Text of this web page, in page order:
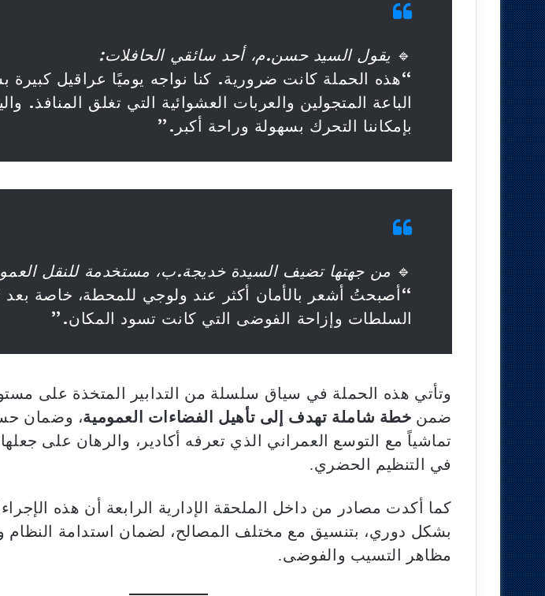
🔹 يقول السيد حسن.م، أحد سائقي الحافلات:
“هذه الحملة كانت ضرورية. كنا نواجه يوميًا عراقيل كبيرة
الباعة المتجولين والعربات العشوائية التي تغلق المنافذ.
بإمكاننا التحرك بسهولة وراحة أكبر.”
🔹 من جهتها تضيف السيدة خديجة.ب، مستخدمة للنقل
“أصبحتُ أشعر بالأمان أكثر عند ولوجي للمحطة، خاصة بعد
السلطات وإزاحة الفوضى التي كانت تسود المكان.”
وتأتي هذه الحملة في سياق سلسلة من التدابير المتخذة على
ضمن خطة شاملة تهدف إلى تأهيل الفضاءات العمومية، وضمان
تماشياً مع التوسع العمراني الذي تعرفه أكادير، والرهان على
في التنظيم الحضري.
كما أكدت مصادر من داخل الملحقة الإدارية الرابعة أن هذه
بشكل دوري، بتنسيق مع مختلف المصالح، لضمان استدامة النظام
مظاهر التسيب والفوضى.